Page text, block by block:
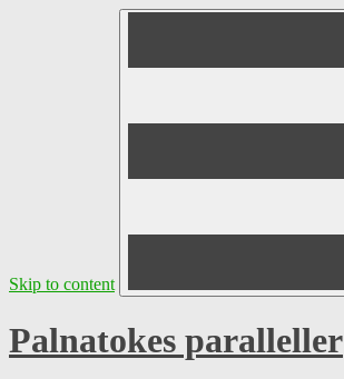
Skip to content
Palnatokes paralleller